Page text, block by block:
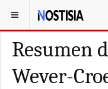
YOU ARE HERE: ARUBA
Resumen
Wever-